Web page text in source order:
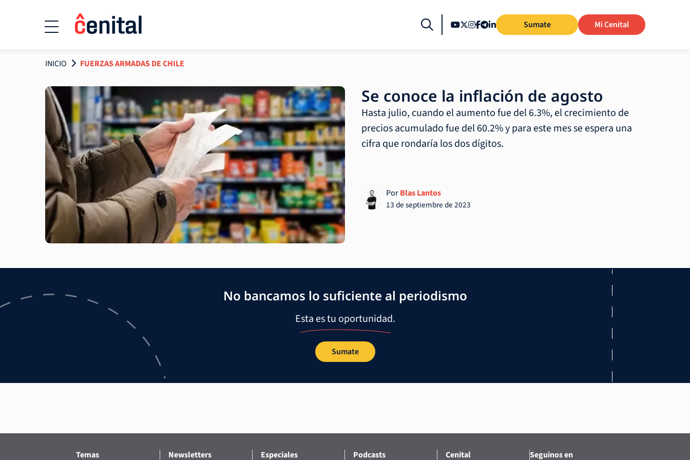
Sumate Mi Cenital
INICIO FUERZAS ARMADAS DE CHILE
Se conoce la inflación de agosto
Hasta julio, cuando el aumento fue del 6.3%, el crecimiento de
precios acumulado fue del 60.2% y para este mes se espera una
cifra que rondaría los dos dígitos.
PorBlas Lantos
13 de septiembre de 2023
No bancamos lo suficiente al periodismo
Esta es tu oportunidad.
Sumate
Temas Newsletters Especiales Podcasts Cenital Seguinos en